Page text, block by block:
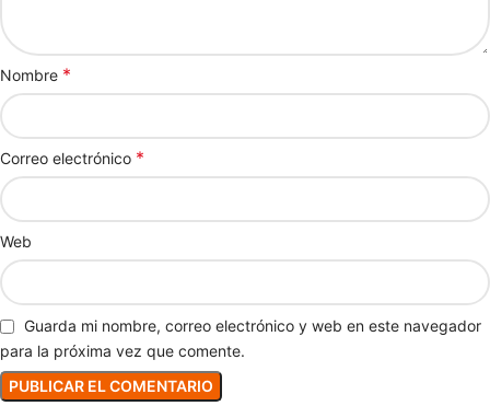
Nombre *
Correo electrónico *
Web
Guarda mi nombre, correo electrónico y web en este navegador
para la próxima vez que comente.